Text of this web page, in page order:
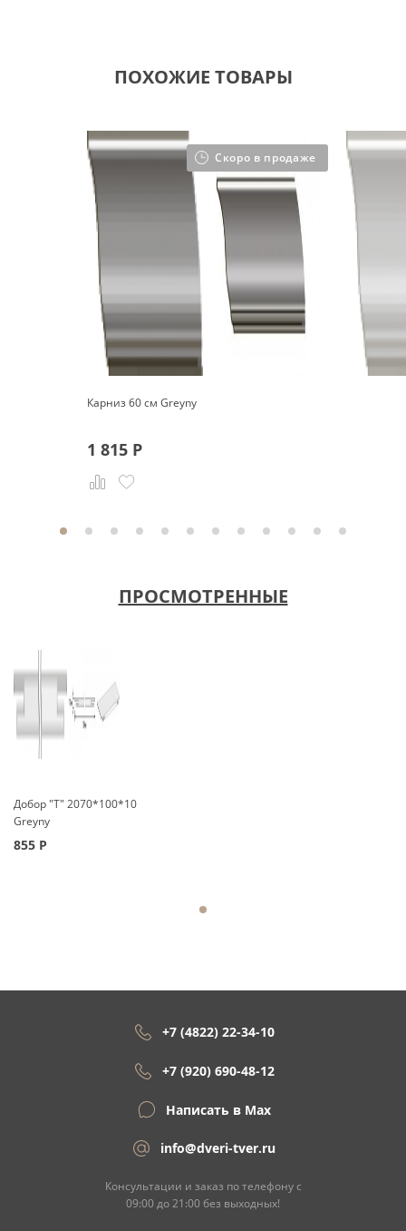
ПОХОЖИЕ ТОВАРЫ
Скоро в продаже
Карниз 60 см Greyny
1 815 Р
ПРОСМОТРЕННЫЕ
Добор "Т" 2070*100*10
Greyny
855 Р
+7 (4822) 22-34-10
+7 (920) 690-48-12
Написать в Max
info@dveri-tver.ru
Консультации и заказ по телефону с
09:00 до 21:00 без выходных!